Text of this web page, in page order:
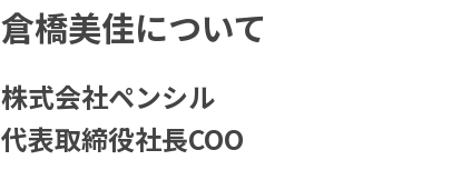
倉橋美佳について
株式会社ペンシル
代表取締役社長COO